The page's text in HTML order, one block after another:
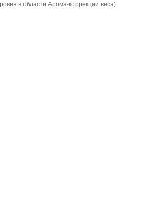
в области Арома-коррекции веса)